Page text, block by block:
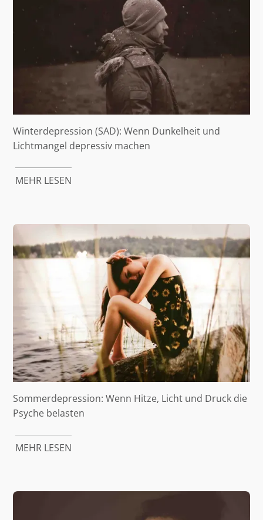
Winterdepression (SAD): Wenn Dunkelheit und
Lichtmangel depressiv machen
MEHR LESEN
Sommerdepression: Wenn Hitze, Licht und Druck die
Psyche belasten
MEHR LESEN